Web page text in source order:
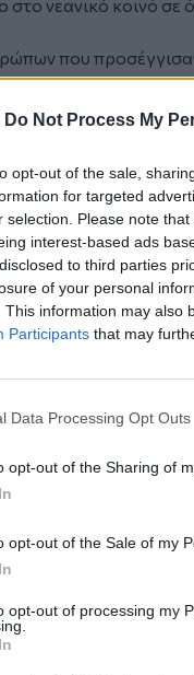
Do Not Process My
opt-out of the sale,
for targeted
selection. Please note
interest-based ads
to third parties
of your personal
This information may also
Participants that may
Data Processing Opt Outs
opt-out of the Sharing of
opt-out of the Sale of my
opt-out of processing my
νεανικό κοινό σε
που
εξέλιξη, στο
Eurovision, που από
πολιτιστικό,
24 ετών ήταν
τηλεοπτικής
στις 16 Μαΐου,
93% των
83% στη Νορβηγία
εξετάστηκαν, ο
42,6%.
από τις 35
τις Ηνωμένες
Ιρλανδία -- χώρες
και από τη Σλοβακία
για τα θεάματα στο
τα οποία
της